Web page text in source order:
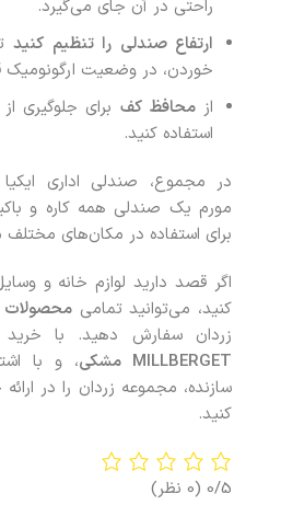
راحتی در آن جای می‌گیرد.
ارتفاع صندلی را تنظیم کنید
خوردن، در وضعیت ارگونومیک
ازمحافظ کف برای
استفاده کنید.
مورم یک صندلی همه کاره و
برای استفاده در مکان‌های مختلف
اگر قصد دارید لوازم خانه و
کنید، می‌توانید تمامی محصولات
زردان سفارش دهید. با
MILLBERGET مشکی
، و با
سازنده، مجموعه زردان را در
کنید.
0/5 (0 نظر)